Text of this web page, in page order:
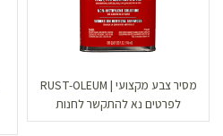
מסיר צבע מקצועי | RUST-OLEUM
לפרטים נא להתקשר לחנות